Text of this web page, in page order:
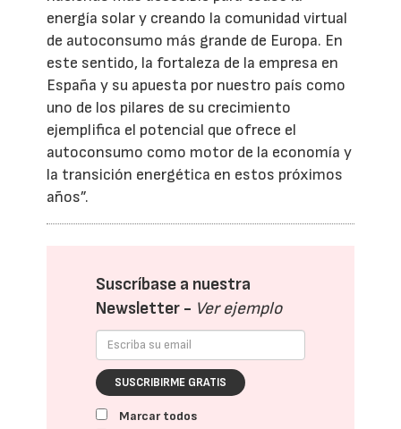
energía solar y creando la comunidad virtual
de autoconsumo más grande de Europa. En
este sentido, la fortaleza de la empresa en
España y su apuesta por nuestro país como
uno de los pilares de su crecimiento
ejemplifica el potencial que ofrece el
autoconsumo como motor de la economía y
la transición energética en estos próximos
años”.
Suscríbase a nuestra
Newsletter - Ver ejemplo
SUSCRIBIRME GRATIS
Marcar todos